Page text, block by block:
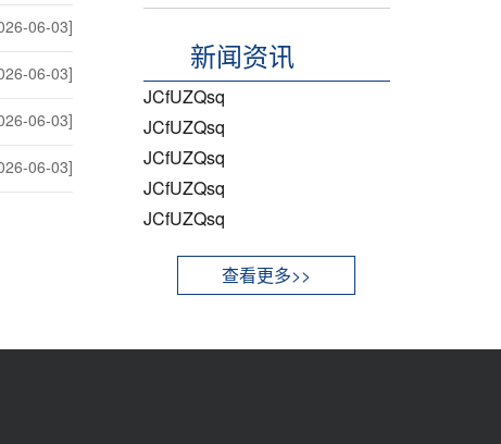
06-03]
06-03]
06-03]
06-03]
新闻资讯
JCfUZQsq
JCfUZQsq
JCfUZQsq
JCfUZQsq
JCfUZQsq
查看更多>>